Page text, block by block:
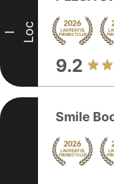
I Loc
9.2
Smile